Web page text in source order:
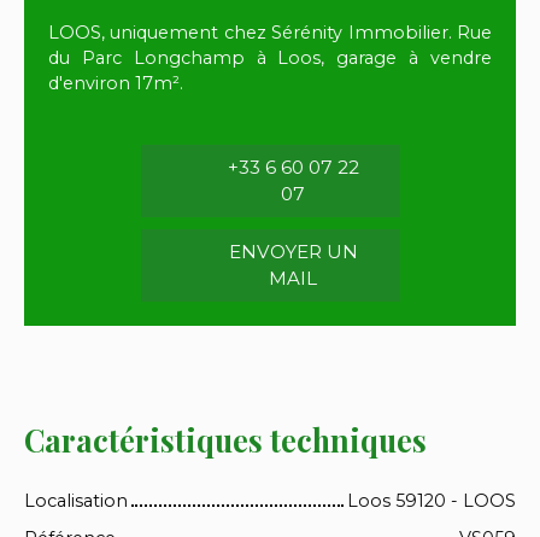
LOOS, uniquement chez Sérénity Immobilier. Rue
du Parc Longchamp à Loos, garage à vendre
d'environ 17m².
+33 6 60 07 22
07
ENVOYER UN
MAIL
Caractéristiques techniques
Localisation
Loos 59120 - LOOS